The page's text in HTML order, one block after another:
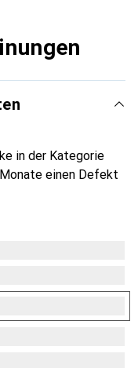
in der Kategorie
einen Defekt